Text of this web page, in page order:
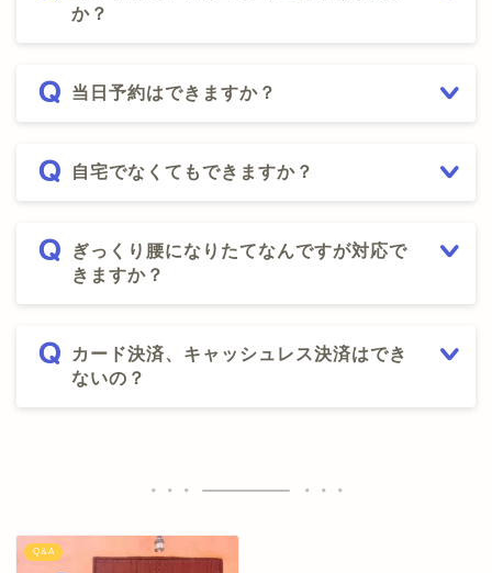
か？
当日予約はできますか？
自宅でなくてもできますか？
ぎっくり腰になりたてなんですが対応で
きますか？
カード決済、キャッシュレス決済はでき
ないの？
Q＆A